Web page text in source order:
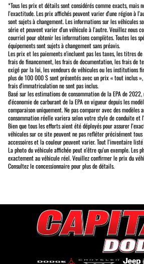
*Tous les prix et détails sont considérés comme exacts, mais
l'exactitude. Les prix affichés peuvent varier d'une région à
sont sujets à changement. Les informations sur les véhicules
série et peuvent varier d'un véhicule à l'autre. Veuillez nous
courriel pour obtenir les informations complètes. Toutes les
équipements sont sujets à changement sans préavis.
Les prix et les paiements n'incluent pas les taxes, les titres
frais de financement, les frais de documentation, les frais de
exigé par la loi, les vendeurs de véhicules ou les institutions
plus de 100 000 $ sont présentés avec un prix « tout inclus
frais d'immatriculation ne sont pas inclus.
Basé sur les estimations de consommation de la EPA de
d'économie de carburant de la EPA en vigueur depuis les
comparaison uniquement. Ne pas comparer avec des
consommation réelle variera selon votre style de conduite et
Bien que tous les efforts aient été déployés pour assurer
véhicules sur ce site peuvent ne pas refléter précisément
accessoires et la couleur peuvent varier. Tout l'inventaire
La photo du véhicule affichée peut n'être qu'un exemple. Les
exactement au véhicule réel. Veuillez confirmer le prix du
Consultez le concessionnaire pour plus de détails.